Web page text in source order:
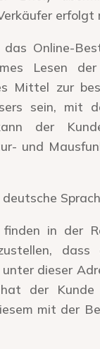
erfolgt
Online-
Lesen
Mittel zur
sein, mit
der
und
in der
dieser
der
mit der